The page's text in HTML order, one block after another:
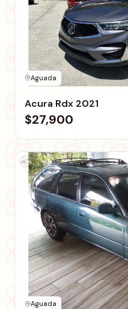
Aguada
Acura Rdx 2021
$27,900
Aguada